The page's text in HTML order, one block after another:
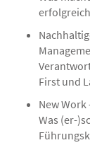
First und
New
Was (er-